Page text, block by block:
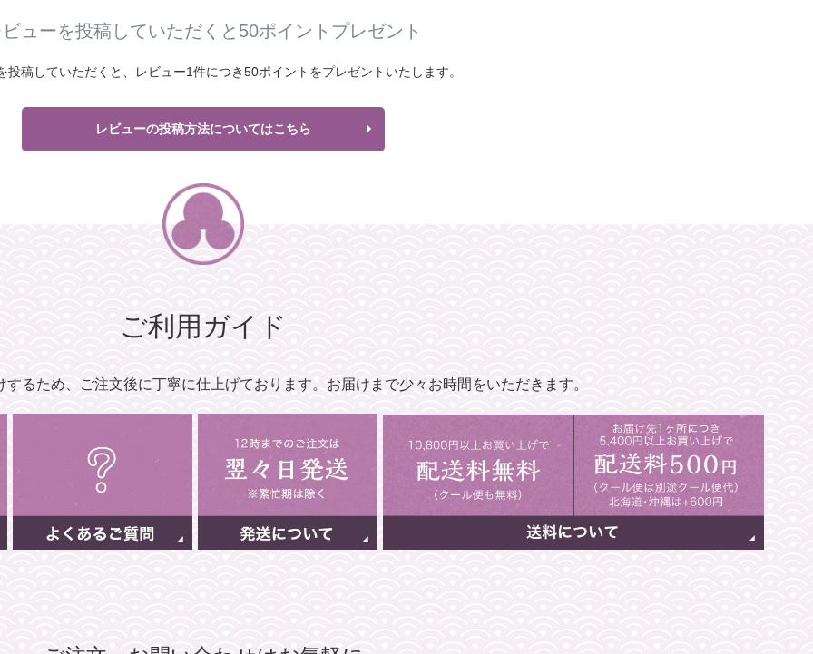
ューを投稿していただくと50ポイントプレゼント
投稿していただくと、 レビュー1件につき50ポイントをプレゼントいたします。
レビューの投稿方法についてはこちら
ご利用ガイド
るため、 ご注文後に丁寧に仕上げております。 お届けまで少々お時間をいただきます。